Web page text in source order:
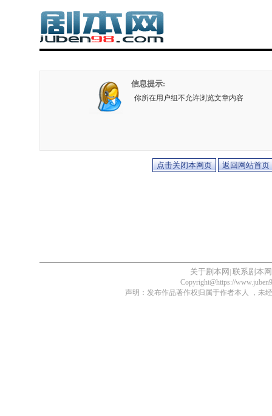
信息提示:
你所在用户组不允许浏览文章内容
关于剧本网 联系剧本网
Copyright@https://
声明：发布作品著作权归属于作者本人 ，未